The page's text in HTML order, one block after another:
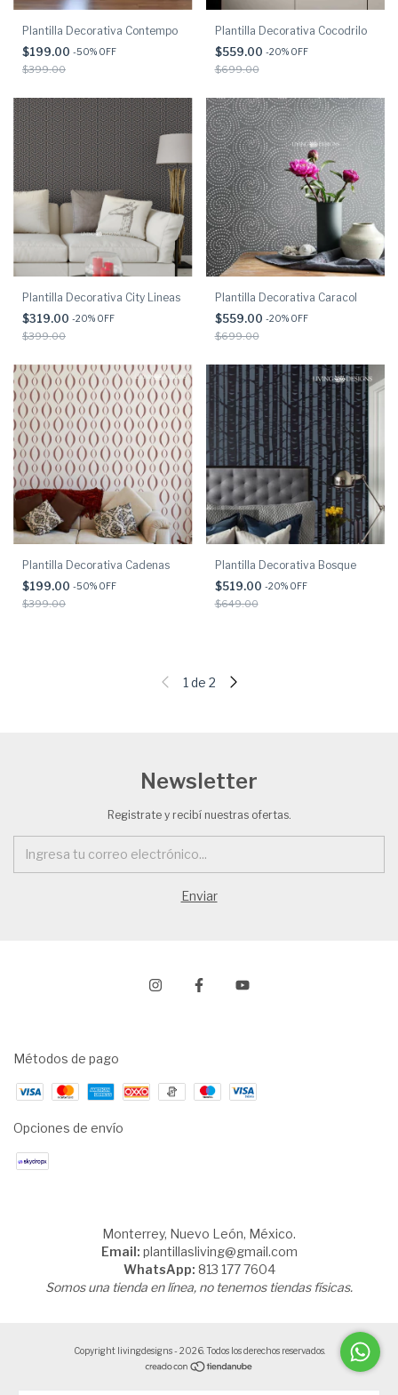
Plantilla Decorativa Contempo
$199.00 -50% OFF
$399.00
Plantilla Decorativa Cocodrilo
$559.00 -20% OFF
$699.00
Plantilla Decorativa City Lineas
$319.00 -20% OFF
$399.00
Plantilla Decorativa Caracol
$559.00 -20% OFF
$699.00
Plantilla Decorativa Cadenas
$199.00 -50% OFF
$399.00
Plantilla Decorativa Bosque
$519.00 -20% OFF
$649.00
1 de 2
Newsletter
Registrate y recibí nuestras ofertas.
Métodos de pago
Opciones de envío
Monterrey, Nuevo León, México.
Email: plantillasliving@gmail.com
WhatsApp: 813 177 7604
Somos una tienda en línea, no tenemos tiendas físicas.
Copyright livingdesigns - 2026. Todos los derechos reservados.